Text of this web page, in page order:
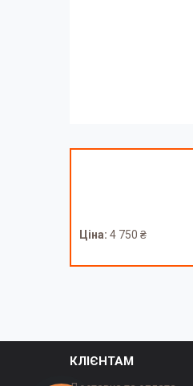
Ціна: 4 750 ₴
КЛІЄНТАМ